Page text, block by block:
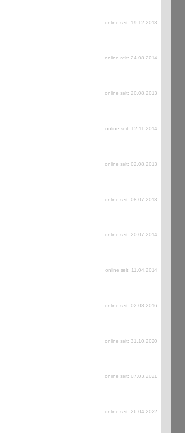
online seit: 19.12.2013
online seit: 24.08.2014
online seit: 20.08.2013
online seit: 12.11.2014
online seit: 02.08.2013
online seit: 08.07.2013
online seit: 20.07.2014
online seit: 11.04.2014
online seit: 02.08.2016
online seit: 31.10.2020
online seit: 07.03.2021
online seit: 26.04.2022